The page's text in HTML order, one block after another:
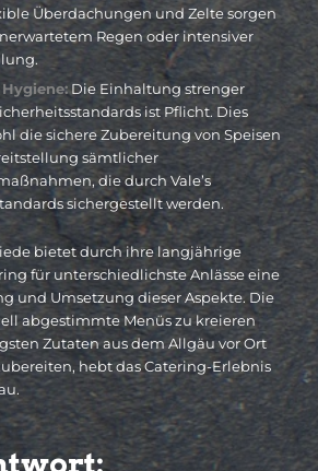
Überdachungen und Zelte sorgen
Regen oder intensiver
Die Einhaltung strenger
ist Pflicht. Dies
die sichere Zubereitung von Speisen
sämtlicher
die durch Vale’s
sichergestellt werden.
bietet durch ihre langjährige
für unterschiedlichste Anlässe eine
und Umsetzung dieser Aspekte. Die
abgestimmte Menüs zu kreieren
Zutaten aus dem Allgäu vor Ort
hebt das Catering-Erlebnis